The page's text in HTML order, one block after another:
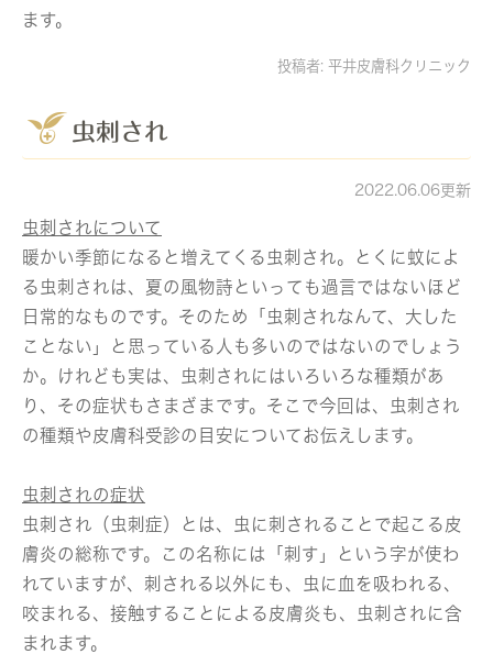
ます。
投稿者: 平井皮膚科クリニック
虫刺され
2022.06.06更新
虫刺されについて
暖かい季節になると増えてくる虫刺され。とくに蚊によ
る虫刺されは、夏の風物詩といっても過言ではないほど
日常的なものです。そのため「虫刺されなんて、大した
ことない」と思っている人も多いのではないのでしょう
か。けれども実は、虫刺されにはいろいろな種類があ
り、その症状もさまざまです。そこで今回は、虫刺され
の種類や皮膚科受診の目安についてお伝えします。
虫刺されの症状
虫刺され（虫刺症）とは、虫に刺されることで起こる皮
膚炎の総称です。この名称には「刺す」という字が使わ
れていますが、刺される以外にも、虫に血を吸われる、
咬まれる、接触することによる皮膚炎も、虫刺されに含
まれます。